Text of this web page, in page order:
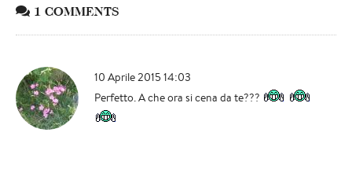
1 COMMENTS
10 Aprile 2015 14:03
Perfetto. A che ora si cena da te???